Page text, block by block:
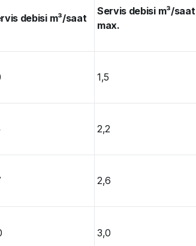
debisi m³/saat
Servis debisi m³/saat
max.
1,5
2,2
2,6
3,0